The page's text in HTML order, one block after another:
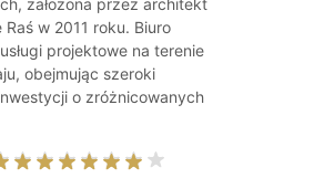
założona przez architekt
Raś w 2011 roku. Biuro
projektowe na terenie
obejmując szeroki
o zróżnicowanych